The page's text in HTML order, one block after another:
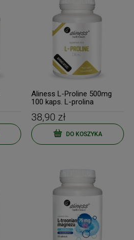
Aliness L-Proline 500mg
100 kaps. L-prolina
38,90 zł
DO KOSZYKA